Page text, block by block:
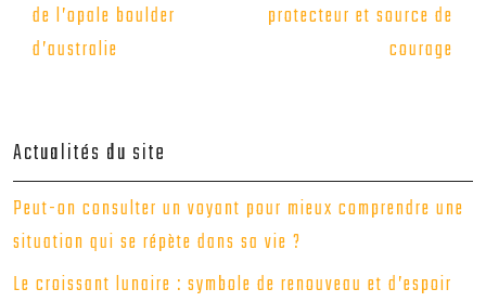
de l’opale boulder
d’australie
protecteur et source de
courage
Actualités du site
Peut-on consulter un voyant pour mieux comprendre une
situation qui se répète dans sa vie ?
Le croissant lunaire : symbole de renouveau et d’espoir